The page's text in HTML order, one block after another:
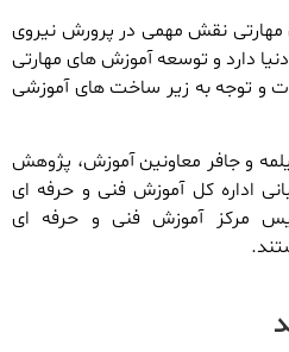
مهارتی نقش مهمی در پرورش نیروی
دنیا دارد و توسعه آموزش های مهارتی
و توجه به زیر ساخت های آموزشی
و جافر معاونین آموزش، پژوهش
اداره کل آموزش فنی و حرفه ای
مرکز آموزش فنی و حرفه ای